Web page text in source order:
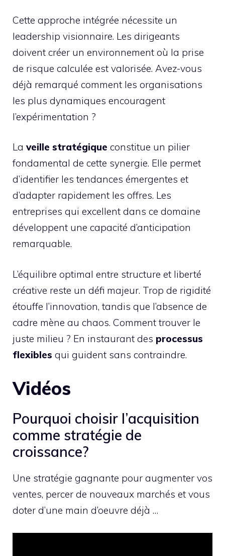
Cette approche intégrée nécessite un
leadership visionnaire. Les dirigeants
doivent créer un environnement où la prise
de risque calculée est valorisée. Avez-vous
déjà remarqué comment les organisations
les plus dynamiques encouragent
l’expérimentation ?
La veille stratégique constitue un pilier
fondamental de cette synergie. Elle permet
d’identifier les tendances émergentes et
d’adapter rapidement les offres. Les
entreprises qui excellent dans ce domaine
développent une capacité d’anticipation
remarquable.
L’équilibre optimal entre structure et liberté
créative reste un défi majeur. Trop de rigidité
étouffe l’innovation, tandis que l’absence de
cadre mène au chaos. Comment trouver le
juste milieu ? En instaurant des processus
flexibles qui guident sans contraindre.
Vidéos
Pourquoi choisir l’acquisition
comme stratégie de
croissance?
Une stratégie gagnante pour augmenter vos
ventes, percer de nouveaux marchés et vous
doter d’une main d’oeuvre déjà …